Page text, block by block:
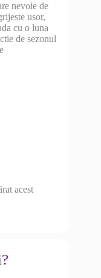
nevoie de
usor,
cu o luna
de sezonul
acest